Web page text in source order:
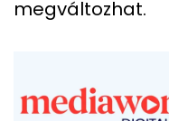
megváltozhat.